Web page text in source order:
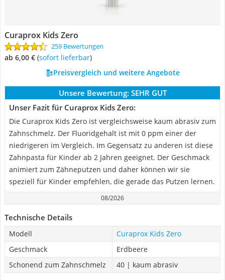
Curaprox Kids Zero
259 Bewertungen
ab 6,00 € ( Sofort lieferbar)
Preisvergleich und weitere Angebote
Unsere Bewertung: SEHR GUT
Unser Fazit für Curaprox Kids Zero:
Die Curaprox Kids Zero ist vergleichsweise kaum abrasiv zum
Zahnschmelz. Der Fluoridgehalt ist mit 0 ppm einer der
niedrigeren im Vergleich. Im Gegensatz zu anderen ist diese
Zahnpasta für Kinder ab 2 Jahren geeignet. Der Geschmack
animiert zum Zähneputzen und daher können wir sie
speziell für Kinder empfehlen, die gerade das Putzen lernen.
08/2026
Technische Details
Modell
Curaprox Kids Zero
Geschmack
Erdbeere
Schonend zum Zahnschmelz
40 | kaum abrasiv